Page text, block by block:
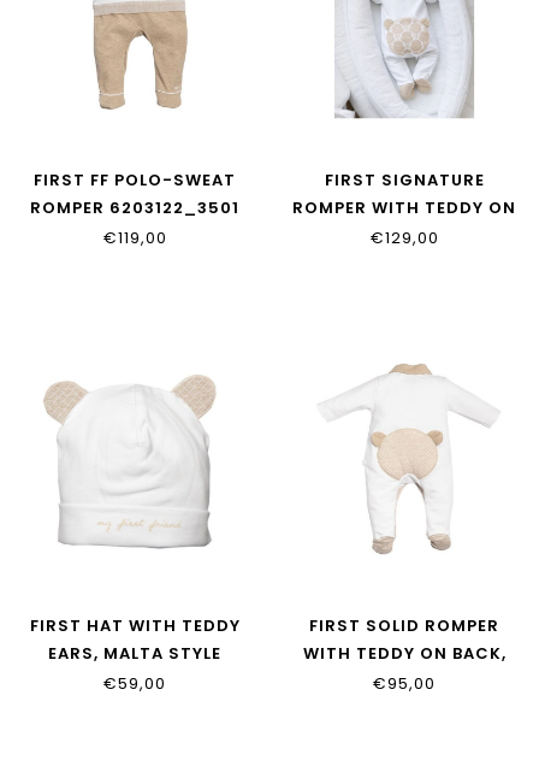
FIRST FF POLO-SWEAT
ROMPER 6203122_3501
€119,00
FIRST SIGNATURE
ROMPER WITH TEDDY ON
BACK 6203124_0135
€129,00
FIRST HAT WITH TEDDY
EARS, MALTA STYLE
6205014_0135
€59,00
FIRST SOLID ROMPER
WITH TEDDY ON BACK,
MALTA 6213114_0135
€95,00